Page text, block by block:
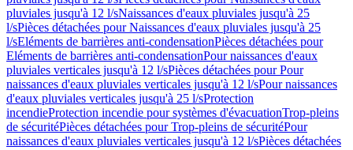
pluviales jusqu'à 12 l/sNaissances d'eaux pluviales jusqu'à 25
l/sPièces détachées pour Naissances d'eaux pluviales jusqu'à 25
l/sEléments de barrières anti-condensationPièces détachées pour
Eléments de barrières anti-condensationPour naissances d'eaux
pluviales verticales jusqu'à 12 l/sPièces détachées pour Pour
naissances d'eaux pluviales verticales jusqu'à 12 l/sPour naissances
d'eaux pluviales verticales jusqu'à 25 l/sProtection
incendieProtection incendie pour systèmes d'évacuationTrop-pleins
de sécuritéPièces détachées pour Trop-pleins de sécuritéPour
naissances d'eaux pluviales verticales jusqu'à 12 l/sPièces détachées